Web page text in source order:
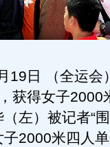
19日 （全运会
得女子2000
左）被记者“
2000米四人